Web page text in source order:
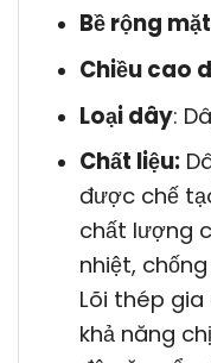
Bề rộng
Chiều cao
Loại dây:
Chất liệu:
được chế
chất lượng
nhiệt,
Lõi thép
khả năng